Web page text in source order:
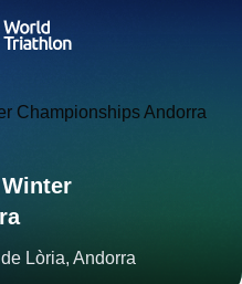
Lòria, Andorra